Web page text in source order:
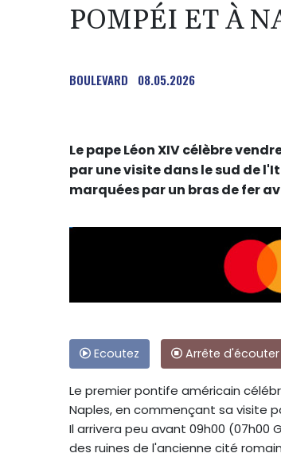
POMPÉI ET À
BOULEVARD 08.05.2026
Le pape Léon XIV célèbre
par une visite dans le sud de
marquées par un bras de fer
Ecoutez Arrête d'écouter
Le premier pontife américain
Naples, en commençant sa visite
Il arrivera peu avant 09h00 (07h00
des ruines de l'ancienne cité